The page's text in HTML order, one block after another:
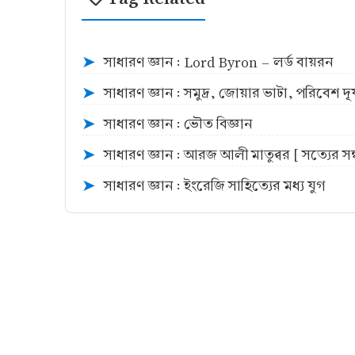
➤ সাধারণ জ্ঞান : Lord Byron - লর্ড বায়রন
➤ সাধারণ জ্ঞান : সমুদ্র, জোয়ার ভাটা, পরিবেশ
➤ সাধারণ জ্ঞান : ভৌত বিজ্ঞান
➤ সাধারণ জ্ঞান : আরজ আলী মাতুব্বর [ সত্যের
➤ সাধারণ জ্ঞান : ইংরেজি সাহিত্যের মধ্য যুগ